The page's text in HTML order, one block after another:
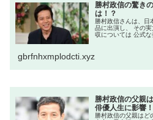
勝村政信の驚き
は！？
勝村政信さんは、日
品に出演し、 その
収については 公式
gbrfnhxmplodcti.xyz
勝村政信の父親
俳優人生に影響
勝村政信の父親はど